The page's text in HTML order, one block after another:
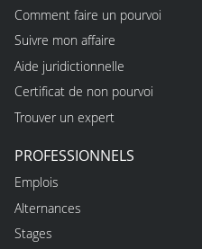
Comment faire un pourvoi
Suivre mon affaire
Aide juridictionnelle
Certificat de non pourvoi
Trouver un expert
PROFESSIONNELS
Emplois
Alternances
Stages